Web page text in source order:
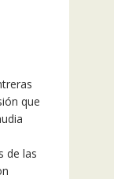
que
de las